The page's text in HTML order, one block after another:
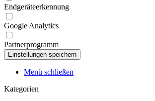
Endgeräteerkennung
Google Analytics
Partnerprogramm
Menü schließen
Kategorien